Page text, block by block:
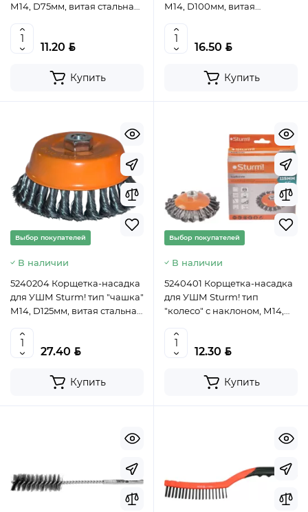
М14, D75мм, витая стальная
11.20 BYN
Купить
М14, D100мм, витая
4603010057505 (CN)
16.50 BYN
Купить
Выбор покупателей
В наличии
5240204 Корщетка-насадка
для УШМ Sturm! тип "чашка"
М14, D125мм, витая стальная
27.40 BYN
Купить
Выбор покупателей
В наличии
5240401 Корщетка-насадка
для УШМ Sturm! тип
"колесо" с наклоном, М14,
4603010057567 (CN)
12.30 BYN
Купить